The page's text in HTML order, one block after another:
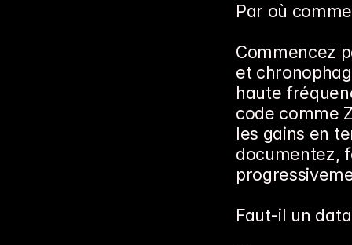
Par où
Commencez
et
haute
code comme
les gains en
documentez,
Faut-il un